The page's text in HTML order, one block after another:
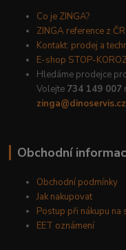
Co je ZINGA?
ZINGA reference z
Kontakt: prodej a
E-shop STOP-
Hledáme prodejce
Volejte 734 149 007
zinga@dinoservis.cz
Obchodní
Obchodní podmínky
Jak nakupovat
Postup při nákupu na
EET oznámení